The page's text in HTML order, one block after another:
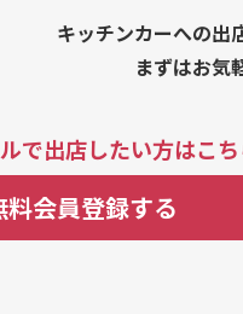
キッチンカーへの出
まずはお気
で出店したい方はこち
料会員登録する